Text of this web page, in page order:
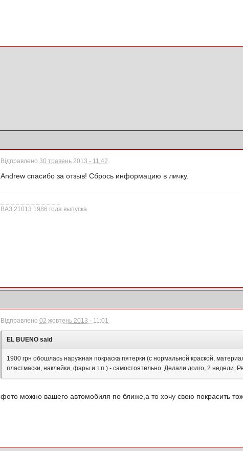
Відправлено30 травень 2013 - 11:42
Andrew спасибо за отзыв! Сбрось информацию в личку.
ВАЗ 21013 1986 года выпуска
Відправлено02 жовтень 2013 - 11:01
EL BUENO said
1900 грн обошлась наружная покраска пятерки (с нормальной краской,
пластмаски, наклейки, фары и т.п.) - самостоятельно. Делали долго, 2 недели.
фото можно вашего автомобиля по ближе,а то хочу свою покрасить